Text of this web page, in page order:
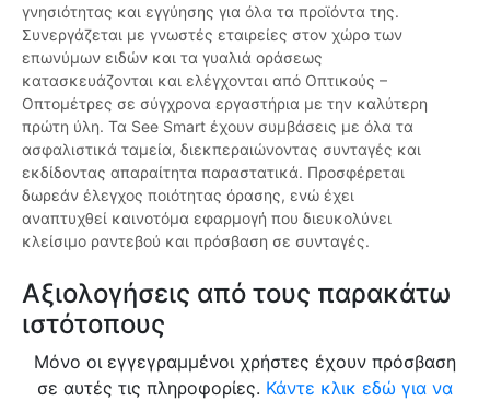
γνησιότητας και εγγύησης για όλα τα προϊόντα της.
Συνεργάζεται με γνωστές εταιρείες στον χώρο των
επωνύμων ειδών και τα γυαλιά οράσεως
κατασκευάζονται και ελέγχονται από Οπτικούς –
Οπτομέτρες σε σύγχρονα εργαστήρια με την καλύτερη
πρώτη ύλη. Τα See Smart έχουν συμβάσεις με όλα τα
ασφαλιστικά ταμεία, διεκπεραιώνοντας συνταγές και
εκδίδοντας απαραίτητα παραστατικά. Προσφέρεται
δωρεάν έλεγχος ποιότητας όρασης, ενώ έχει
αναπτυχθεί καινοτόμα εφαρμογή που διευκολύνει
κλείσιμο ραντεβού και πρόσβαση σε συνταγές.
Αξιολογήσεις από τους παρακάτω
ιστότοπους
Μόνο οι εγγεγραμμένοι χρήστες έχουν πρόσβαση
σε αυτές τις πληροφορίες. Κάντε κλικ εδώ για να